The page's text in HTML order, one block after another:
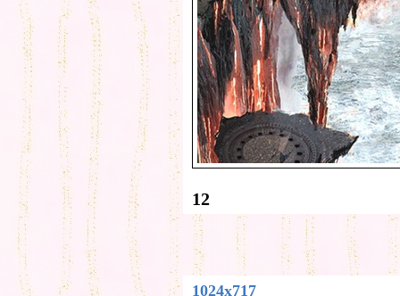
12
1024x717